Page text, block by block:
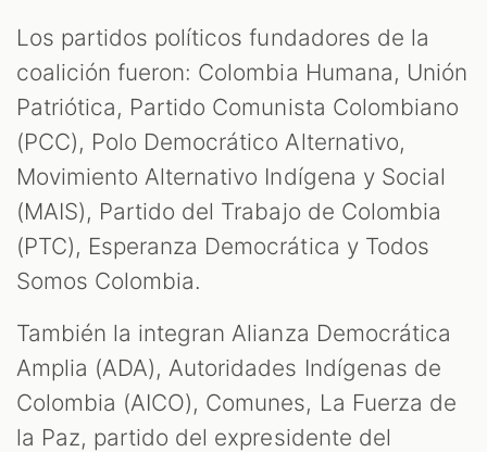
Los partidos políticos fundadores de la
coalición fueron: Colombia Humana, Unión
Patriótica, Partido Comunista Colombiano
(PCC), Polo Democrático Alternativo,
Movimiento Alternativo Indígena y Social
(MAIS), Partido del Trabajo de Colombia
(PTC), Esperanza Democrática y Todos
Somos Colombia.
También la integran Alianza Democrática
Amplia (ADA), Autoridades Indígenas de
Colombia (AICO), Comunes, La Fuerza de
la Paz, partido del expresidente del